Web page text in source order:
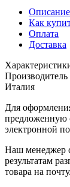
Описание
Как
Оплата
Доставка
Производитель
Италия
Для
предложенную
электронной
Наш менеджер
результатам
товара на почту.